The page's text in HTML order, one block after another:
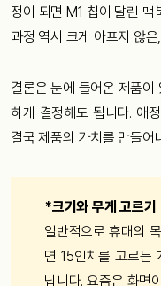
정이 되면 M1 칩이 달린 맥
과정 역시 크게 아프지 않
결론은 눈에 들어온 제품이
하게 결정해도 됩니다. 애
결국 제품의 가치를 만들어
*크기와 무게 고르기
일반적으로 휴대의
면 15인치를 고르는
닙니다. 요즘은 화면